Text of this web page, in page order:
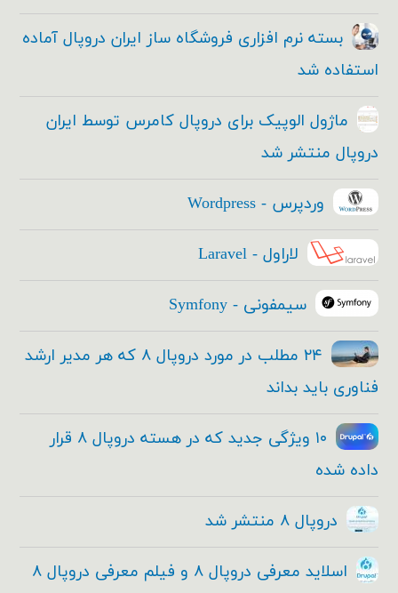
بسته نرم افزاری فروشگاه ساز ایران دروپال آماده
استفاده شد
ماژول الوپیک برای دروپال کامرس توسط ایران
دروپال منتشر شد
وردپرس - Wordpress
لاراول - Laravel
سیمفونی - Symfony
۲۴ مطلب در مورد دروپال ۸ که هر مدیر ارشد
فناوری باید بداند
۱۰ ویژگی جدید که در هسته دروپال ۸ قرار
داده شده
دروپال ۸ منتشر شد
اسلاید معرفی دروپال ۸ و فیلم معرفی دروپال ۸